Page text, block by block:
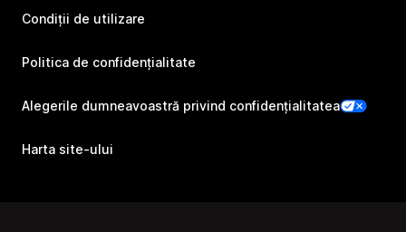
Condiții de utilizare
Politica de confidențialitate
Alegerile dumneavoastră privind confidențialitatea
Harta site-ului